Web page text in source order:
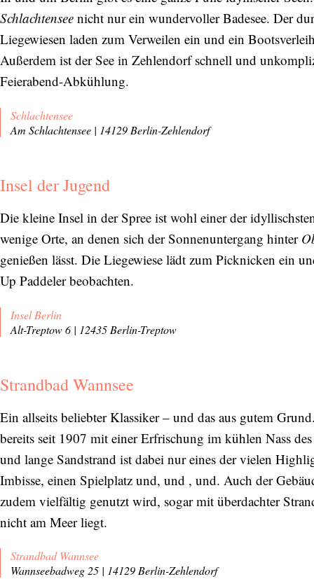
Schlachtensee nicht nur ein wundervoller Badesee. Der
Liegewiesen laden zum Verweilen ein und ein
Außerdem ist der See in Zehlendorf schnell und
Feierabend-Abkühlung.
Schlachtensee
Am Schlachtensee | 14129 Berlin-Zehlendorf
Insel der Jugend
Die kleine Insel in der Spree ist wohl einer der
wenige Orte, an denen sich der Sonnenuntergang hinter
genießen lässt. Die Liegewiese lädt zum Picknicken ein
Up Paddeler beobachten.
Insel Berlin
Alt-Treptow 6 | 12435 Berlin-Treptow
Strandbad Wannsee
Ein allseits beliebter Klassiker – und das aus gutem
bereits seit 1907 mit einer Erfrischung im kühlen Nass
und lange Sandstrand ist dabei nur eines der vielen
Imbisse, einen Spielplatz und, und , und. Auch der
zudem vielfältig genutzt wird, sogar mit überdachter
nicht am Meer liegt.
Strandbad Wannsee
Wannseebadweg 25 | 14129 Berlin-Zehlendorf